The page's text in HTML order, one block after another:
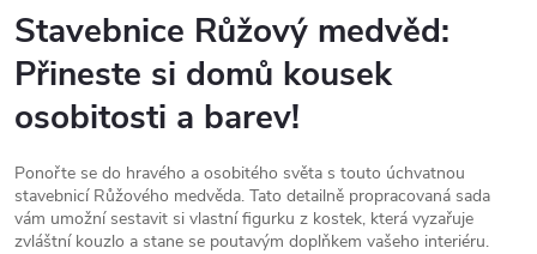
Stavebnice Růžový medvěd:
Přineste si domů kousek
osobitosti a barev!
Ponořte se do hravého a osobitého světa s touto úchvatnou
stavebnicí Růžového medvěda. Tato detailně propracovaná sada
vám umožní sestavit si vlastní figurku z kostek, která vyzařuje
zvláštní kouzlo a stane se poutavým doplňkem vašeho interiéru.